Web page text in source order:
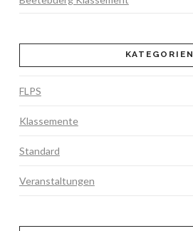
KATEGORIEN
FLPS
Klassemente
Standard
Veranstaltungen